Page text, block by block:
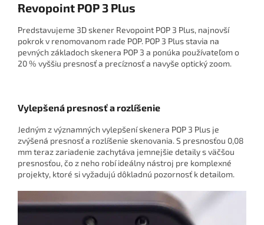
Revopoint POP 3 Plus
Predstavujeme 3D skener Revopoint POP 3 Plus, najnovší
pokrok v renomovanom rade POP. POP 3 Plus stavia na
pevných základoch skenera POP 3 a ponúka používateľom o
20 % vyššiu presnosť a precíznosť a navyše optický zoom.
Vylepšená presnosť a rozlíšenie
Jedným z významných vylepšení skenera POP 3 Plus je
zvýšená presnosť a rozlíšenie skenovania. S presnosťou 0,08
mm teraz zariadenie zachytáva jemnejšie detaily s väčšou
presnosťou, čo z neho robí ideálny nástroj pre komplexné
projekty, ktoré si vyžadujú dôkladnú pozornosť k detailom.